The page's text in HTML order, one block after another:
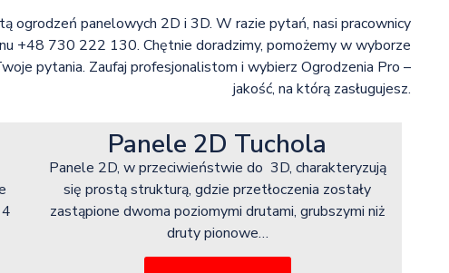
ogrodzeń panelowych 2D i 3D. W razie pytań, nasi pracownicy
+48 730 222 130. Chętnie doradzimy, pomożemy w wyborze
pytania. Zaufaj profesjonalistom i wybierz Ogrodzenia Pro –
jakość, na którą zasługujesz.
Panele 2D Tuchola
Panele 2D, w przeciwieństwie do 3D, charakteryzują
się prostą strukturą, gdzie przetłoczenia zostały
zastąpione dwoma poziomymi drutami, grubszymi niż
druty pionowe…